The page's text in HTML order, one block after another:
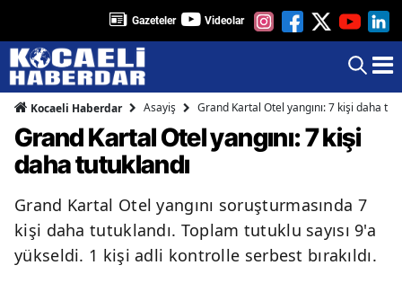
Gazeteler Videolar
Kocaeli Haberdar Asayiş Grand Kartal Otel yangını: 7 kişi daha
Grand Kartal Otel yangını: 7 kişi
daha tutuklandı
Grand Kartal Otel yangını soruşturmasında 7
kişi daha tutuklandı. Toplam tutuklu sayısı 9'a
yükseldi. 1 kişi adli kontrolle serbest bırakıldı.